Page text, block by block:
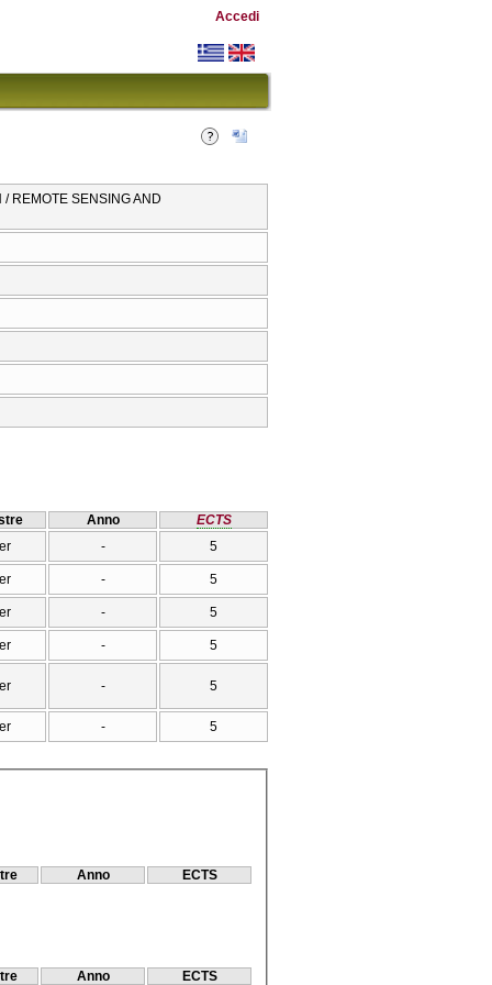
Accedi
SENSING AND
Anno
ECTS
- 5
- 5
- 5
- 5
- 5
- 5
Anno ECTS
Anno ECTS